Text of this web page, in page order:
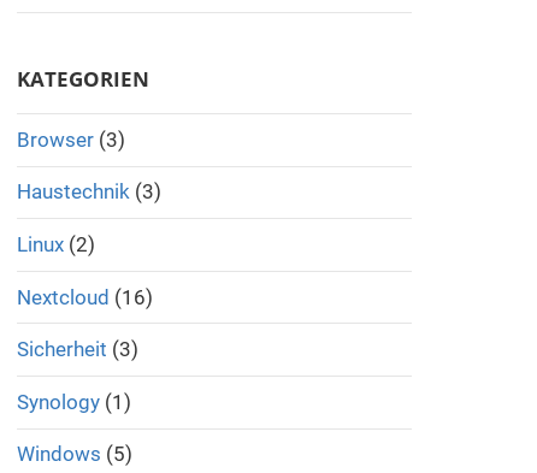
KATEGORIEN
Browser(3)
Haustechnik(3)
Linux(2)
Nextcloud (16)
Sicherheit (3)
Synology(1)
Windows (5)